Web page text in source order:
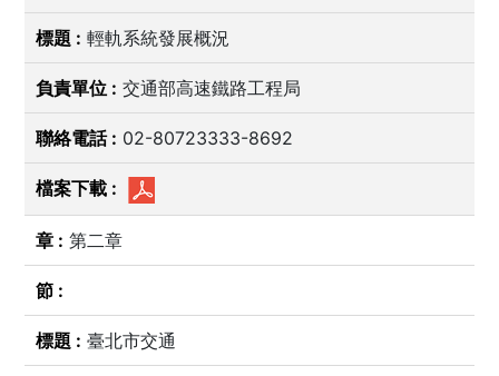
輕軌系統發展概況
交通部高速鐵路工程局
02-80723333-8692
第二章
臺北市交通